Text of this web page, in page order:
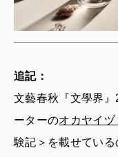
追記：
文藝春秋『文學界
ーターのオカヤイヅ
験記＞を載せてい